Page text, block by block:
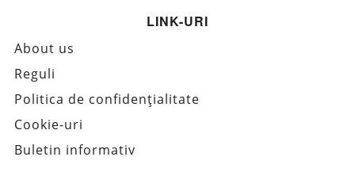
LINK-URI
About us
Reguli
Politica de confidențialitate
Cookie-uri
Buletin informativ